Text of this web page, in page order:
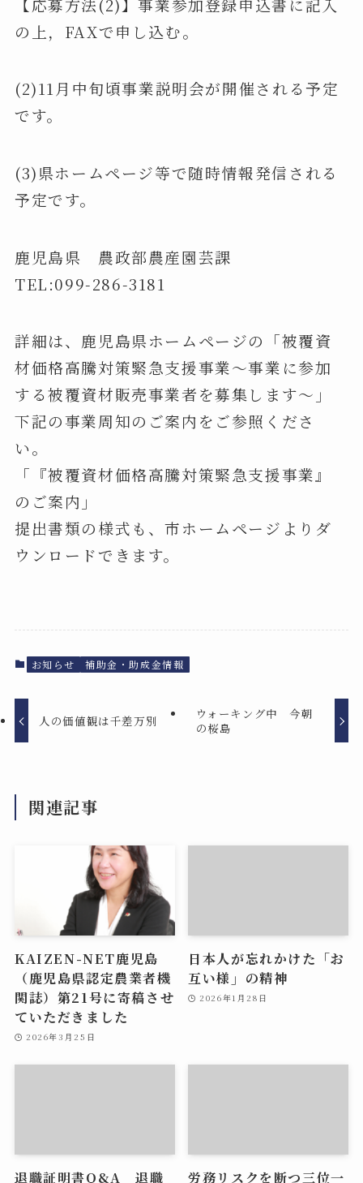
の上，FAXで申し込む。
(2)11月中旬頃事業説明会が開催される予定
です。
(3)県ホームページ等で随時情報発信される
予定です。
鹿児島県 農政部農産園芸課
TEL:099-286-3181
詳細は、鹿児島県ホームページの「被覆資
材価格高騰対策緊急支援事業～事業に参加
する被覆資材販売事業者を募集します～」
下記の事業周知のご案内をご参照くださ
い。
「『被覆資材価格高騰対策緊急支援事業』
のご案内」
提出書類の様式も、市ホームページよりダ
ウンロードできます。
お知らせ 補助金・助成金情報
人の価値観は千差万別
ウォーキング中 今朝
の桜島
関連記事
KAIZEN-NET鹿児島
（鹿児島県認定農業者機
関誌）第21号に寄稿させ
ていただきました
2026年3月25日
日本人が忘れかけた「お
互い様」の精神
2026年1月28日
退職証明書Q&A 退職
労務リスクを断つ三位一